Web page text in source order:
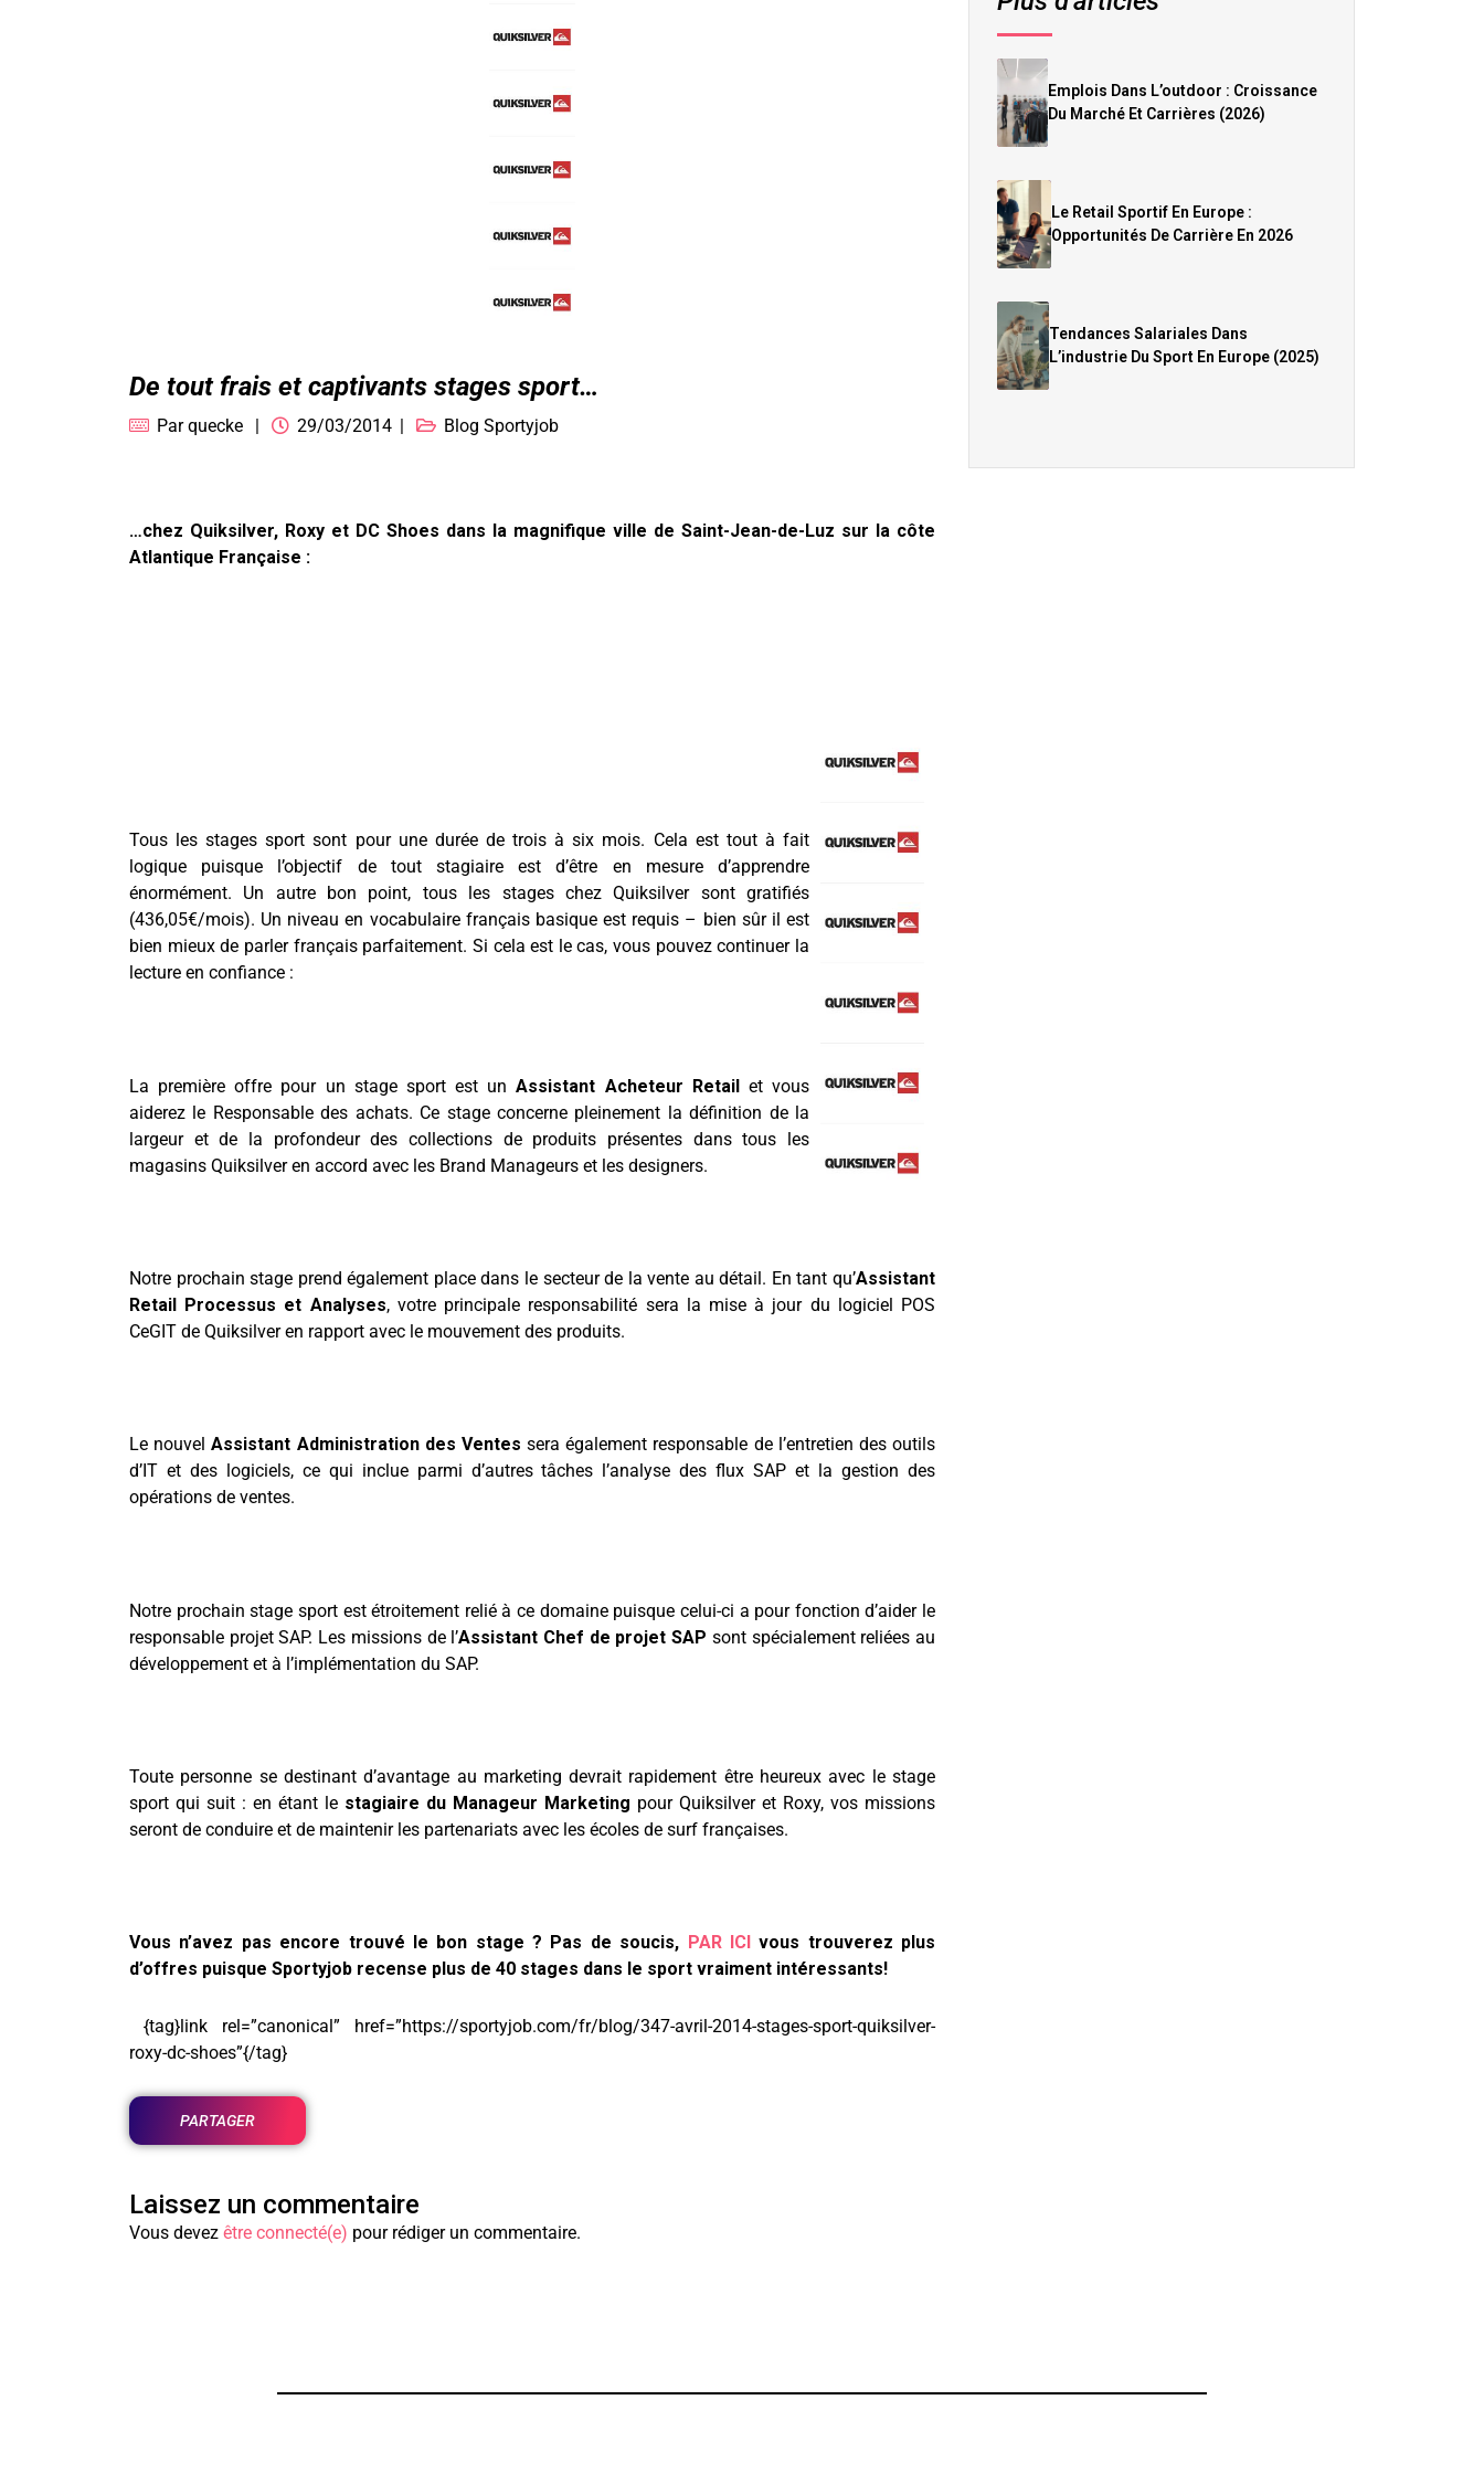
De tout frais et captivants stages sport…
Parquecke 29/03/2014 Blog Sportyjob
…chez Quiksilver, Roxy et DC Shoes dans la magnifique ville de Saint-Jean-de-Luz sur la côte
Atlantique Française :
Tous les stages sport sont pour une durée de trois à six mois. Cela est tout à fait
logique puisque l’objectif de tout stagiaire est d’être en mesure d’apprendre
énormément. Un autre bon point, tous les stages chez Quiksilver sont gratifiés
(436,05€/mois). Un niveau en vocabulaire français basique est requis – bien sûr il est
bien mieux de parler français parfaitement. Si cela est le cas, vous pouvez continuer la
lecture en confiance :
La première offre pour un stage sport est unAssistant Acheteur Retailet vous
aiderez le Responsable des achats. Ce stage concerne pleinement la définition de la
largeur et de la profondeur des collections de produits présentes dans tous les
magasins Quiksilver en accord avec les Brand Manageurs et les designers.
Notre prochain stage prend également place dans le secteur de la vente au détail. En tant qu’Assistant
Retail Processus et Analyses, votre principale responsabilité sera la mise à jour du logiciel POS
CeGIT de Quiksilver en rapport avec le mouvement des produits.
Le nouvelAssistant Administration des Ventes sera également responsable de l’entretien des outils
d’IT et des logiciels, ce qui inclue parmi d’autres tâches l’analyse des flux SAP et la gestion des
opérations de ventes.
Notre prochain stage sport est étroitement relié à ce domaine puisque celui-ci a pour fonction d’aider le
responsable projet SAP. Les missions de l’Assistant Chef de projet SAP sont spécialement reliées au
développement et à l’implémentation du SAP.
Toute personne se destinant d’avantage au marketing devrait rapidement être heureux avec le stage
sport qui suit : en étant le stagiaire du Manageur Marketing pour Quiksilver et Roxy, vos missions
seront de conduire et de maintenir les partenariats avec les écoles de surf françaises.
Vous n’avez pas encore trouvé le bon stage ? Pas de soucis, PAR ICI vous trouverez plus
d’offres puisque Sportyjob recense plus de 40 stages dans le sport vraiment intéressants!
{tag}link rel=”canonical” href=”https://sportyjob.com/fr/blog/347-avril-2014-stages-sport-quiksilver-
roxy-dc-shoes”{/tag}
PARTAGER
Laissez un commentaire
Vous devez être connecté(e) pour rédiger un commentaire.
Emplois Dans L’outdoor : Croissance
Du Marché Et Carrières (2026)
Le Retail Sportif En Europe :
Opportunités De Carrière En 2026
Tendances Salariales Dans
L’industrie Du Sport En Europe (2025)